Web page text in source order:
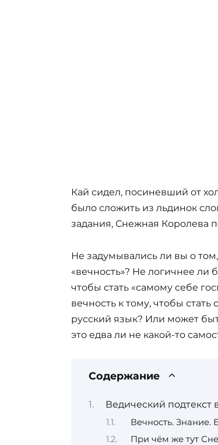
Кай сидел, посиневший от
было сложить из льдинок
задания, Снежная Королева
Не задумывались ли вы о
«вечность»? Не логичнее ли
чтобы стать «самому себе
вечность к тому, чтобы
русский язык? Или может
это едва ли не какой-то
Содержание
Ведический подтекст
Вечность. Знание.
При чём же тут